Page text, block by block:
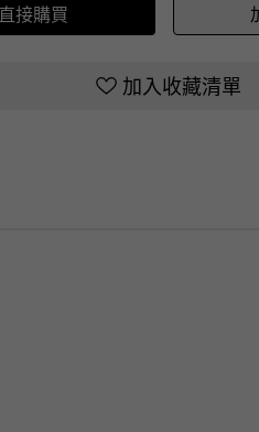
接購買
加入收藏清單